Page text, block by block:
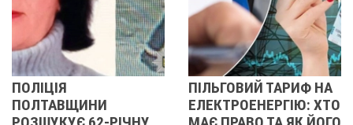
ПІЛЬГОВИЙ ТАРИФ НА
ЕЛЕКТРОЕНЕРГІЮ: ХТО
ЩО
РУХОМ